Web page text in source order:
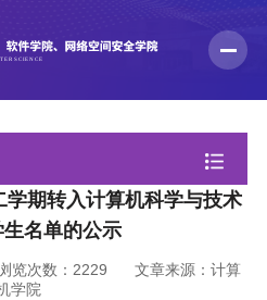
学期转入计算机科学与技术
名单的公示
览次数： 2229
文章来源：计算
学院